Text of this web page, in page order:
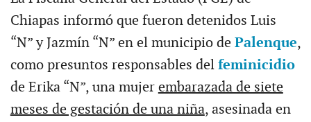
Chiapas informó que fueron detenidos Luis
“N” y Jazmín “N” en el municipio de Palenque,
como presuntos responsables del feminicidio
de Erika “N”, una mujer embarazada de siete
meses de gestación de una niña, asesinada en